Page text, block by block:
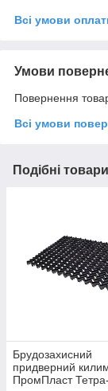
Всі умови
Умови
Повернення
Всі умови
Подібні
Брудозахисний
придверний
ПромПласт